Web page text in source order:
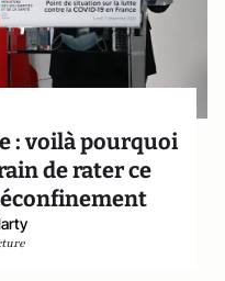
: voilà pourquoi
de rater ce